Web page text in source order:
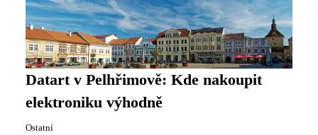
Datart v Pelhřimově: Kde nakoupit
elektroniku výhodně
Ostatní